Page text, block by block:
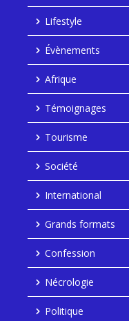
Lifestyle
Évènements
Afrique
Témoignages
Tourisme
Société
International
Grands formats
Confession
Nécrologie
Politique